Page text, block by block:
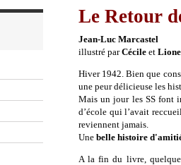
Le Retour
Jean-Luc Marcastel
illustré parCécile et
Hiver 1942. Bien que
une peur délicieuse les
Mais un jour les SS font
d’école qui l’avait
reviennent jamais.
Une belle histoire
A la fin du livre,